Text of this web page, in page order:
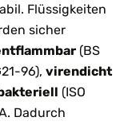
Flüssigkeiten
sicher
(BS
96), virendicht
(ISO
Dadurch